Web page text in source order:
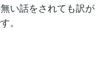
い話をされても訳が
。